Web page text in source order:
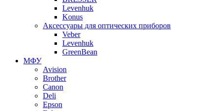
Levenhuk
Konus
Аксессуары для оптических приборов
Veber
Levenhuk
GreenBean
МФУ
Avision
Brother
Canon
Deli
Epson